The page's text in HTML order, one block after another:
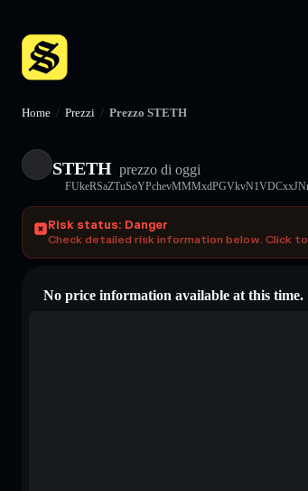
Home / Prezzi / Prezzo STETH
STETH prezzo di oggi
Risk status: Danger
Check detailed risk information below. Click
No price information available at this time.